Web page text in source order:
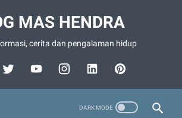
MAS HENDRA
cerita dan pengalaman hidup